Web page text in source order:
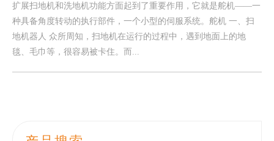
扩展扫地机和洗地机功能方面起到了重要作用，它就是舵机——一
种具备角度转动的执行部件，一个小型的伺服系统。舵机 一、扫
地机器人 众所周知，扫地机在运行的过程中，遇到地面上的地
毯、毛巾等，很容易被卡住。而...